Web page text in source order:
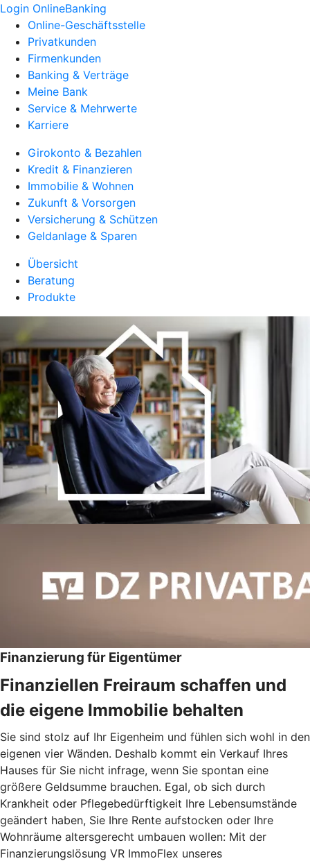
Login OnlineBanking
Online-Geschäftsstelle
Privatkunden
Firmenkunden
Banking & Verträge
Meine Bank
Service & Mehrwerte
Karriere
Girokonto & Bezahlen
Kredit & Finanzieren
Immobilie & Wohnen
Zukunft & Vorsorgen
Versicherung & Schützen
Geldanlage & Sparen
Übersicht
Beratung
Produkte
Finanzierung für Eigentümer
Finanziellen Freiraum schaffen und
die eigene Immobilie behalten
Sie sind stolz auf Ihr Eigenheim und fühlen sich wohl in den
eigenen vier Wänden. Deshalb kommt ein Verkauf Ihres
Hauses für Sie nicht infrage, wenn Sie spontan eine
größere Geldsumme brauchen. Egal, ob sich durch
Krankheit oder Pflegebedürftigkeit Ihre Lebensumstände
geändert haben, Sie Ihre Rente aufstocken oder Ihre
Wohnräume altersgerecht umbauen wollen: Mit der
Finanzierungslösung VR ImmoFlex unseres